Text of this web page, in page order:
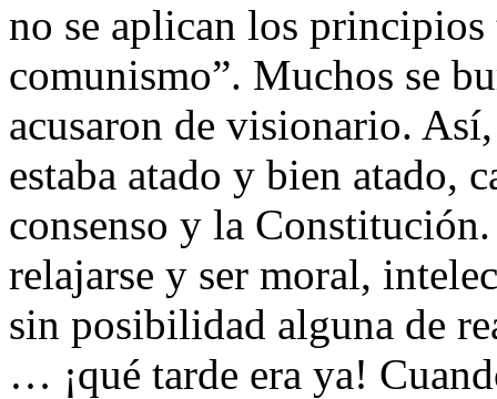
no se aplican los
comunismo”. Muchos se
acusaron de visionario.
estaba atado y bien atado,
consenso y la
relajarse y ser moral,
sin posibilidad alguna de
… ¡qué tarde era ya!